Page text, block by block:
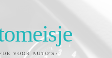
VOOR AUTO'S?